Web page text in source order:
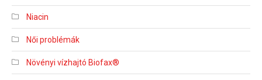
Niacin
Női problémák
Növényi vízhajtó Biofax®